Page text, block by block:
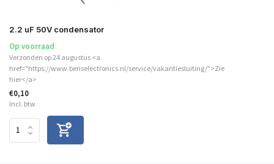
2.2 uF 50V condensator
Op voorraad
Verzonden op 24 augustus <a
href="https://www.benselectronics.nl/service/vakantiesluiting/">Zie
hier</a>
€0,10
Incl. btw